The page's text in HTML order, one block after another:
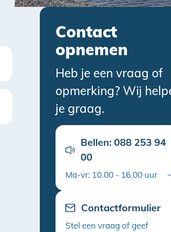
Contact
opnemen
Heb je een vraag of
opmerking? Wij
je graag.
Bellen: 088 253 94
00
Ma-vr: 10.00 - 16.00 uur
Contactformulier
Stel een vraag of geef